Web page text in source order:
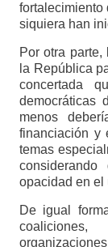
fortalecimiento
siquiera han
Por otra
la República
concertada
democráticas
menos
financiación y
temas
opacidad en el
De igual